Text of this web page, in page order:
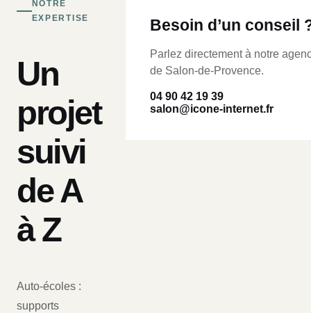
NOTRE
EXPERTISE
Un
projet
suivi
de A
à Z
Auto-écoles :
supports
Besoin d’un conseil
Parlez directement à notre
de Salon-de-Provence.
04 90 42 19 39
salon@icone-internet.fr